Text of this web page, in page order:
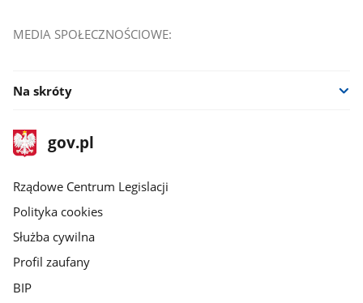
MEDIA SPOŁECZNOŚCIOWE:
Na skróty
stopka
gov.plStrona
gov.pl
Rządowe Centrum Legislacji
Polityka cookies
Służba cywilna
Profil zaufany
BIP